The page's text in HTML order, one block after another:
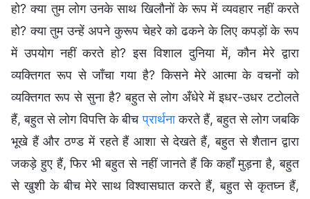
हो? क्या तुम लोग उनके साथ खिलौनों के रूप में व्यवहार नहीं करते
हो? क्या तुम उन्हें अपने कुरूप चेहरे को ढकने के लिए कपड़ों के रूप
में उपयोग नहीं करते हो? इस विशाल दुनिया में, कौन मेरे द्वारा
व्यक्तिगत रूप से जाँचा गया है? किसने मेरे आत्मा के वचनों को
व्यक्तिगत रूप से सुना है? बहुत से लोग अँधेरे में इधर-उधर टटोलते
हैं, बहुत से लोग विपत्ति के बीचप्रार्थनाकरते हैं, बहुत से लोग जबकि
भूखे हैं और ठण्ड में रहते हैं आशा से देखते हैं, बहुत से शैतान द्वारा
जकड़े हुए हैं, फिर भी बहुत से नहीं जानते हैं कि कहाँ मुड़ना है, बहुत
से खुशी के बीच मेरे साथ विश्वासघात करते हैं, बहुत से कृतघ्न हैं,